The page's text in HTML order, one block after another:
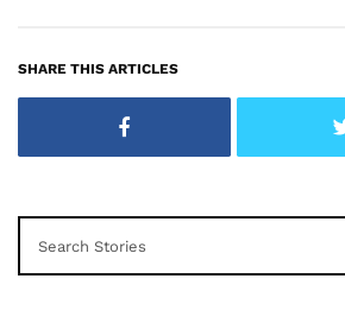
SHARE THIS ARTICLES